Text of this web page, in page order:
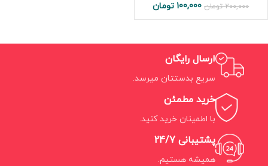
200,000 تومان 100,000 تومان
ارسال رایگان
سریع بدستتان میرسد.
خرید مطمئن
با اطمینان خرید کنید.
پشتیبانی 24/7
همیشه هستیم.